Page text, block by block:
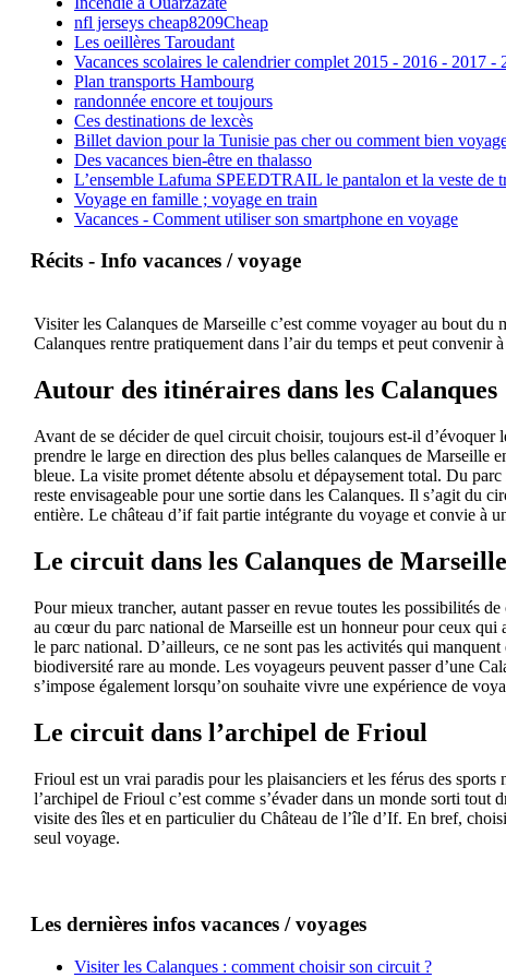
nfl jerseys cheap8209Cheap
Les oeillères Taroudant
Vacances scolaires le calendrier complet 2015 - 2016 - 2017 -
Plan transports Hambourg
randonnée encore et toujours
Ces destinations de lexcès
Billet davion pour la Tunisie pas cher ou comment bien
Des vacances bien-être en thalasso
L’ensemble Lafuma SPEEDTRAIL le pantalon et la veste de
Voyage en famille ; voyage en train
Vacances - Comment utiliser son smartphone en voyage
Récits - Info vacances / voyage
Visiter les Calanques de Marseille c’est comme voyager au bout
Calanques rentre pratiquement dans l’air du temps et peut
Autour des itinéraires dans les Calanques
Avant de se décider de quel circuit choisir, toujours est-il d’évoquer
prendre le large en direction des plus belles calanques de Marseille
bleue. La visite promet détente absolu et dépaysement total. Du
reste envisageable pour une sortie dans les Calanques. Il s’agit du
entière. Le château d’if fait partie intégrante du voyage et convie à
Le circuit dans les Calanques de Marseille
Pour mieux trancher, autant passer en revue toutes les possibilités
au cœur du parc national de Marseille est un honneur pour ceux qui
le parc national. D’ailleurs, ce ne sont pas les activités qui
biodiversité rare au monde. Les voyageurs peuvent passer d’une
s’impose également lorsqu’on souhaite vivre une expérience de
Le circuit dans l’archipel de Frioul
Frioul est un vrai paradis pour les plaisanciers et les férus des
l’archipel de Frioul c’est comme s’évader dans un monde sorti
visite des îles et en particulier du Château de l’île d’If. En bref,
seul voyage.
Les dernières infos vacances / voyages
Visiter les Calanques : comment choisir son circuit ?